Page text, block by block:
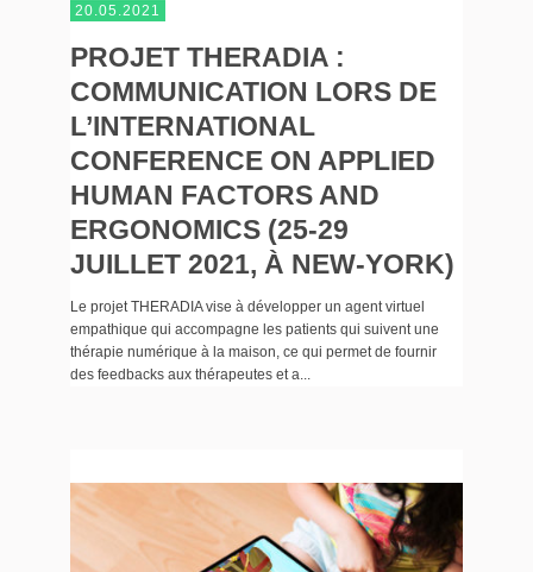
20.05.2021
PROJET THERADIA :
COMMUNICATION LORS DE
L’INTERNATIONAL
CONFERENCE ON APPLIED
HUMAN FACTORS AND
ERGONOMICS (25-29
JUILLET 2021, À NEW-YORK)
Le projet THERADIA vise à développer un agent virtuel
empathique qui accompagne les patients qui suivent une
thérapie numérique à la maison, ce qui permet de fournir
des feedbacks aux thérapeutes et a...